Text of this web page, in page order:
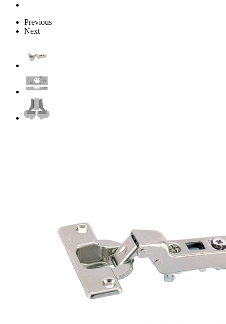
Previous
Next